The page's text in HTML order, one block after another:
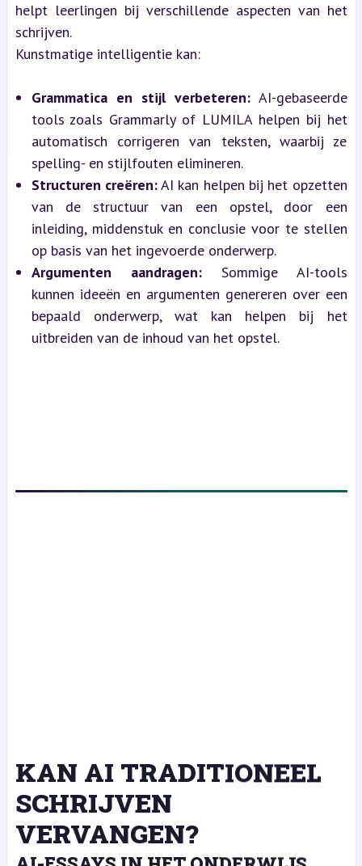
helpt leerlingen bij verschillende aspecten van het
schrijven.
Kunstmatige intelligentie kan:
Grammatica en stijl verbeteren: AI-gebaseerde
tools zoals Grammarly of LUMILA helpen bij het
automatisch corrigeren van teksten, waarbij ze
spelling- en stijlfouten elimineren.
Structuren creëren: AI kan helpen bij het opzetten
van de structuur van een opstel, door een
inleiding, middenstuk en conclusie voor te stellen
op basis van het ingevoerde onderwerp.
Argumenten aandragen: Sommige AI-tools
kunnen ideeën en argumenten genereren over een
bepaald onderwerp, wat kan helpen bij het
uitbreiden van de inhoud van het opstel.
KAN AI TRADITIONEEL
SCHRIJVEN
VERVANGEN?